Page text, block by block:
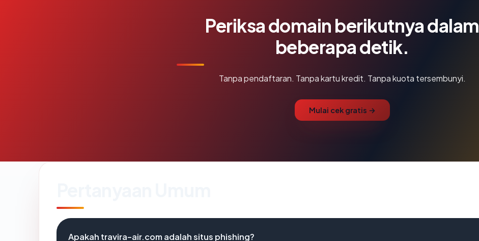
Periksa domain berikutnya dalam
beberapa detik.
Tanpa pendaftaran. Tanpa kartu kredit. Tanpa kuota tersembunyi.
Mulai cek gratis →
Apakah travira-air.com adalah situs phishing?